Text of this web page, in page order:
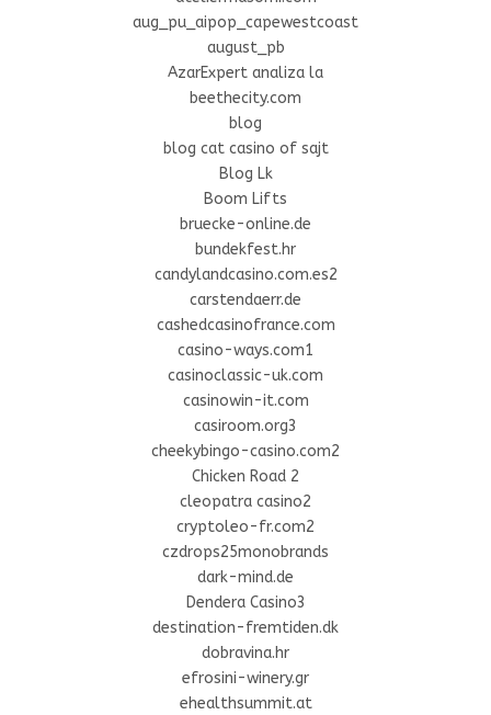
aug_pu_aipop_capewestcoast
august_pb
AzarExpert analiza la
beethecity.com
blog
blog cat casino of sajt
Blog Lk
Boom Lifts
bruecke-online.de
bundekfest.hr
candylandcasino.com.es2
carstendaerr.de
cashedcasinofrance.com
casino-ways.com1
casinoclassic-uk.com
casinowin-it.com
casiroom.org3
cheekybingo-casino.com2
Chicken Road 2
cleopatra casino2
cryptoleo-fr.com2
czdrops25monobrands
dark-mind.de
Dendera Casino3
destination-fremtiden.dk
dobravina.hr
efrosini-winery.gr
ehealthsummit.at